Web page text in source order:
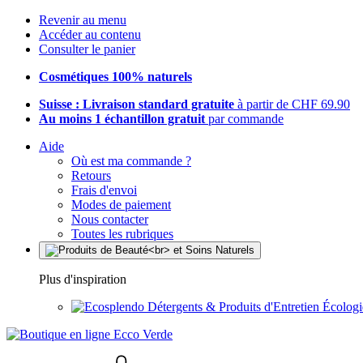
Revenir au menu
Accéder au contenu
Consulter le panier
Cosmétiques 100% naturels
Suisse : Livraison standard gratuite à partir de CHF 69.90
Au moins 1 échantillon gratuit par commande
Aide
Où est ma commande ?
Retours
Frais d'envoi
Modes de paiement
Nous contacter
Toutes les rubriques
Plus d'inspiration
Détergents & Produits d'Entretien